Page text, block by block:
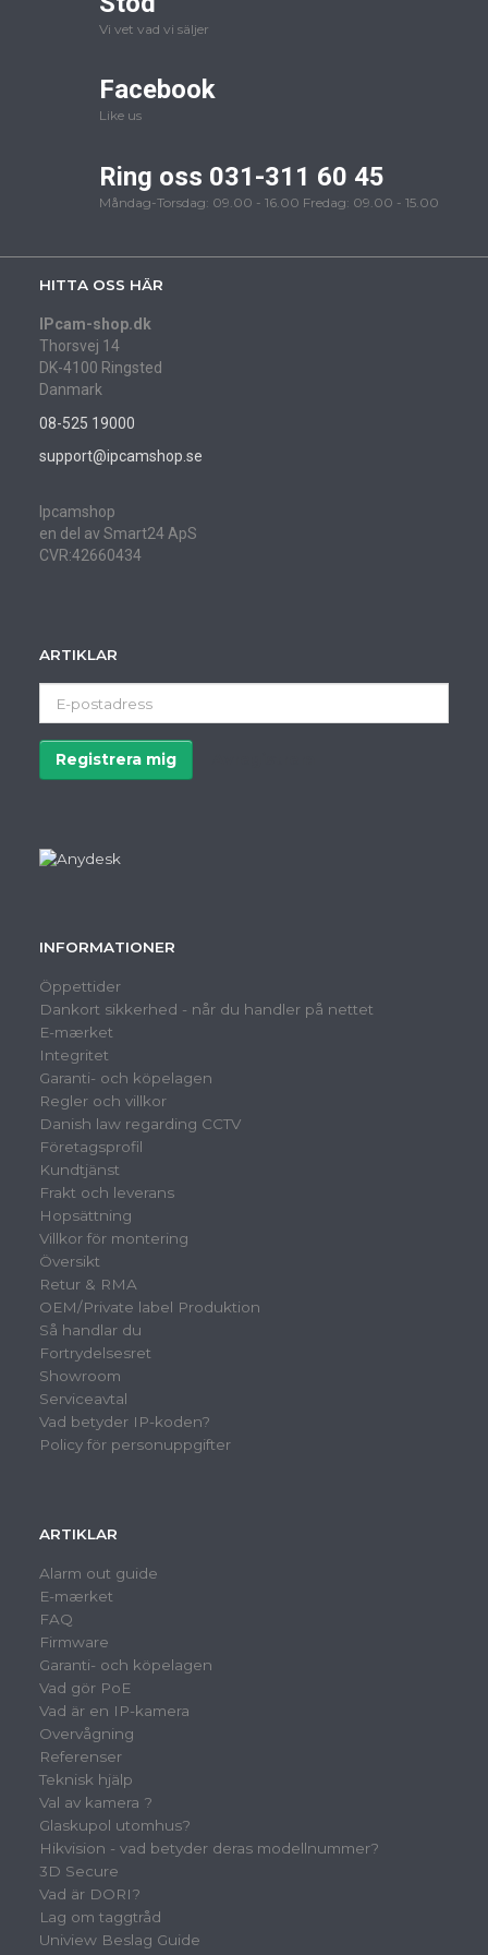
Vi vet vad vi säljer
Facebook
Like us
Ring oss 031-311 60 45
Måndag-Torsdag: 09.00 - 16.00 Fredag: 09.00 - 15.00
HITTA OSS HÄR
IPcam-shop.dk
Thorsvej 14
DK-4100 Ringsted
Danmark
08-525 19000
support@ipcamshop.se
Ipcamshop
en del av Smart24 ApS
CVR:42660434
ARTIKLAR
postadress
Registrera mig
INFORMATIONER
Öppettider
Dankort sikkerhed - når du handler på nettet
E-mærket
Integritet
Garanti- och köpelagen
Regler och villkor
Danish law regarding CCTV
Företagsprofil
Kundtjänst
Frakt och leverans
Hopsättning
Villkor för montering
Översikt
Retur & RMA
OEM/Private label Produktion
Så handlar du
Fortrydelsesret
Showroom
Serviceavtal
Vad betyder IP-koden?
Policy för personuppgifter
ARTIKLAR
Alarm out guide
E-mærket
FAQ
Firmware
Garanti- och köpelagen
Vad gör PoE
Vad är en IP-kamera
Overvågning
Referenser
Teknisk hjälp
Val av kamera ?
Glaskupol utomhus?
Hikvision - vad betyder deras modellnummer?
3D Secure
Vad är DORI?
Lag om taggtråd
Uniview Beslag Guide